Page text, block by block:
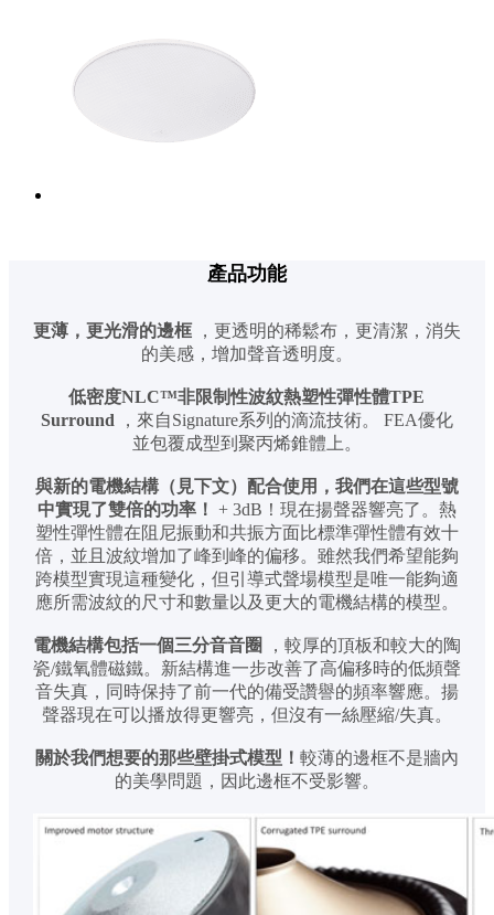
產品功能
更薄，更光滑的邊框，更透明的稀鬆布，更清潔，消失
的美感，增加聲音透明度。
低密度NLC™非限制性波紋熱塑性彈性體TPE
Surround ，來自Signature系列的滴流技術。 FEA優化
並包覆成型到聚丙烯錐體上。
與新的電機結構（見下文）配合使用，我們在這些型號
中實現了雙倍的功率！ + 3dB！現在揚聲器響亮了。熱
塑性彈性體在阻尼振動和共振方面比標準彈性體有效十
倍，並且波紋增加了峰到峰的偏移。雖然我們希望能夠
跨模型實現這種變化，但引導式聲場模型是唯一能夠適
應所需波紋的尺寸和數量以及更大的電機結構的模型。
電機結構包括一個三分音音圈
，較厚的頂板和較大的陶
瓷/鐵氧體磁鐵。新結構進一步改善了高偏移時的低頻聲
音失真，同時保持了前一代的備受讚譽的頻率響應。揚
聲器現在可以播放得更響亮，但沒有一絲壓縮/失真。
關於我們想要的那些壁掛式模型！ 較薄的邊框不是牆內
的美學問題，因此邊框不受影響。